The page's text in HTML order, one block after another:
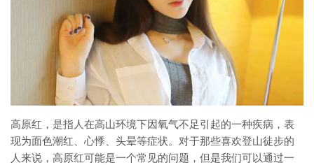
高原红，是指人在高山环境下因氧气不足引起的一种疾病，表
现为面色潮红、心悸、头晕等症状。对于那些喜欢登山徒步的
人来说，高原红可能是一个常见的问题，但是我们可以通过一